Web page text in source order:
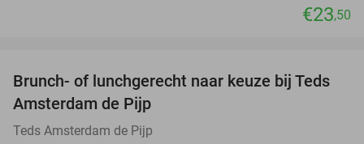
€23,50
29%
TODAY
Brunch- of lunchgerecht naar keuze bij Teds
Amsterdam de Pijp
Teds Amsterdam de Pijp